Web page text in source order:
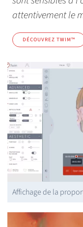
attentivement le
DÉCOUVREZ TWIM™
Affichage de la